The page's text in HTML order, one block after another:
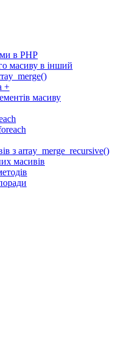
в PHP
масиву в інший
+
масиву
з array_merge_recursive()
масивів